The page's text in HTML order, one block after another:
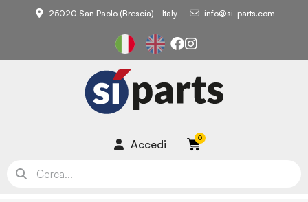
25020 San Paolo (Brescia) - Italy info@si-parts.com
Accedi